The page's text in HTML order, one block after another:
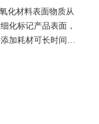
化材料表面物质从
化标记产品表面，
加耗材可长时间实
产品同样都可以标
备，但是后期维护